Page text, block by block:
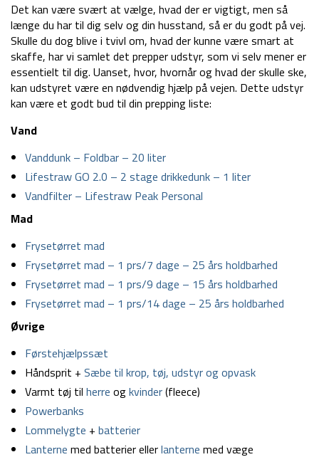
Det kan være svært at vælge, hvad der er vigtigt, men så
længe du har til dig selv og din husstand, så er du godt på vej.
Skulle du dog blive i tvivl om, hvad der kunne være smart at
skaffe, har vi samlet det prepper udstyr, som vi selv mener er
essentielt til dig. Uanset, hvor, hvornår og hvad der skulle ske,
kan udstyret være en nødvendig hjælp på vejen. Dette udstyr
kan være et godt bud til din prepping liste:
Vand
Vanddunk – Foldbar – 20 liter
Lifestraw GO 2.0 – 2 stage drikkedunk – 1 liter
Vandfilter – Lifestraw Peak Personal
Mad
Frysetørret mad
Frysetørret mad – 1 prs/7 dage – 25 års holdbarhed
Frysetørret mad – 1 prs/9 dage – 15 års holdbarhed
Frysetørret mad – 1 prs/14 dage – 25 års holdbarhed
Øvrige
Førstehjælpssæt
Håndsprit + Sæbe til krop, tøj, udstyr og opvask
Varmt tøj til herre ogkvinder(fleece)
Powerbanks
Lommelygte + batterier
Lanterne med batterier ellerlanterne med væge